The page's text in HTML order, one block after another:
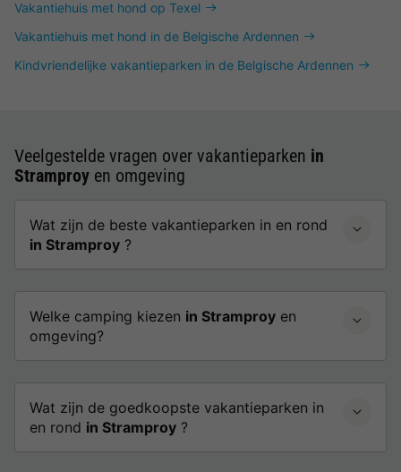
Vakantiehuis met hond op Texel
Vakantiehuis met hond in de Belgische Ardennen
Kindvriendelijke vakantieparken in de Belgische Ardennen
Veelgestelde vragen over vakantieparken in
Stramproy en omgeving
Wat zijn de beste vakantieparken in en rond
in Stramproy ?
Welke camping kiezen in Stramproy en
omgeving?
Wat zijn de goedkoopste vakantieparken in
en rond in Stramproy ?